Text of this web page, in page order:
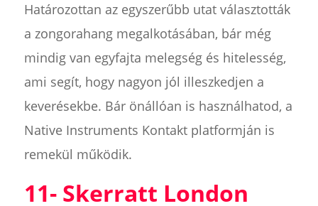
Határozottan az egyszerűbb utat választották
a zongorahang megalkotásában, bár még
mindig van egyfajta melegség és hitelesség,
ami segít, hogy nagyon jól illeszkedjen a
keverésekbe. Bár önállóan is használhatod, a
Native Instruments Kontakt platformján is
remekül működik.
11- Skerratt London